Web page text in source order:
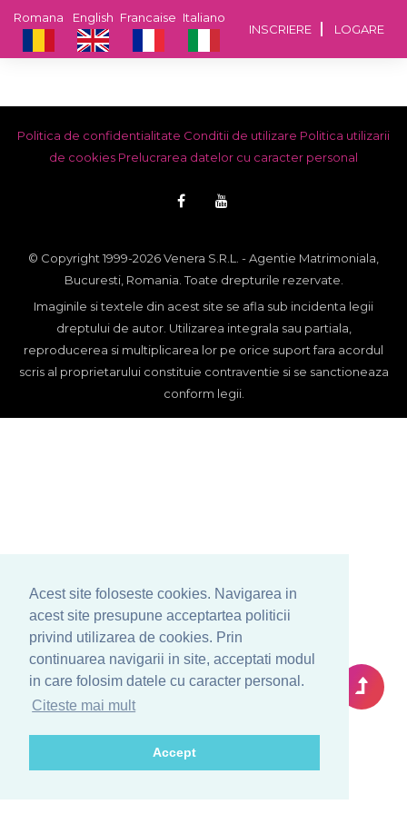
Acest site foloseste cookies. Navigarea in
acest site presupune acceptartea politicii
privind utilizarea de cookies. Prin
continuarea navigarii in site, acceptati modul
in care folosim datele cu caracter personal.
Citeste mai mult
Accept
INSCRIERE LOGARE
Italiano
Francaise
English
Romana
Politica de confidentialitate Conditii de utilizare Politica utilizarii
de cookies Prelucrarea datelor cu caracter personal
© Copyright 1999-2026 Venera S.R.L. - Agentie Matrimoniala,
Bucuresti, Romania. Toate drepturile rezervate.
Imaginile si textele din acest site se afla sub incidenta legii
dreptului de autor. Utilizarea integrala sau partiala,
reproducerea si multiplicarea lor pe orice suport fara acordul
scris al proprietarului constituie contraventie si se sanctioneaza
conform legii.